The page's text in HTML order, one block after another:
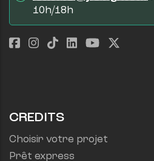
10h/18h
CREDITS
Choisir votre projet
Prêt express